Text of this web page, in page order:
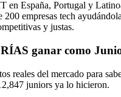
en España, Portugal y
200 empresas tech
y justas.
ganar como
reales del mercado para
juniors ya lo hicieron.